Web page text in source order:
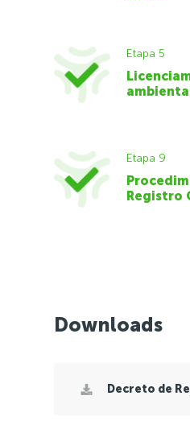
Etapa 5
Etapa 9
Registro
Downloads
Decreto de